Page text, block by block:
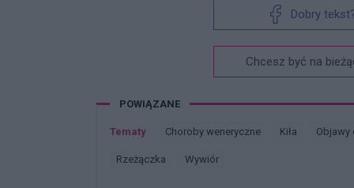
Dobry
Chcesz być na
POWIĄZANE
Tematy Choroby weneryczne Kiła
Rzeżączka Wywiór